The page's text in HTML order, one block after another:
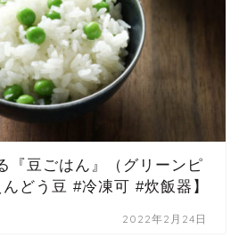
『豆ごはん』（グリーンピ
どう豆 #冷凍可 #炊飯器】
2022年2月24日